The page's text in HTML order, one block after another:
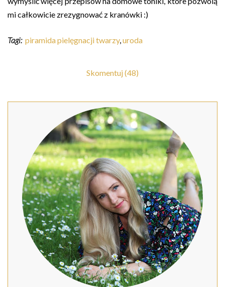
mi całkowicie zrezygnować z kranówki :)
Tagi: piramida pielęgnacji twarzy, uroda
Skomentuj (48)